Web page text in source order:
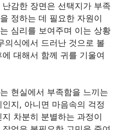
감한 장면은 선택지가 부족
정하는 데 필요한 자원이
심리를 보여주며 이는 상황
의식에서 드러난 것으로 볼
대해서 함께 귀를 기울여
현실에서 부족함을 느끼는
지, 아니면 마음속의 걱정
차분히 분별하는 과정이